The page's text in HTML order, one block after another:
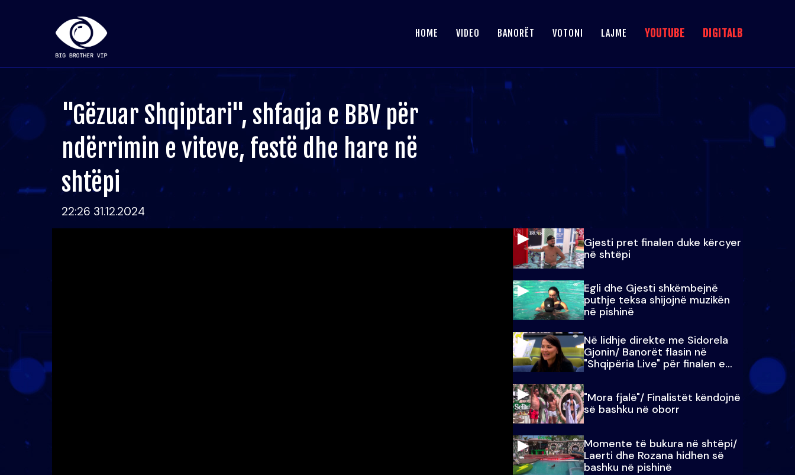
HOME VIDEO BANORËT VOTONI LAJME YOUTUBE DIGITALB
"Gëzuar Shqiptari", shfaqja e BBV për
ndërrimin e viteve, festë dhe hare në
shtëpi
22:26 31.12.2024
Gjesti pret finalen duke kërcyer
në shtëpi
Egli dhe Gjesti shkëmbejnë
puthje teksa shijojnë muzikën
në pishinë
Në lidhje direkte me Sidorela
Gjonin/ Banorët flasin në
"Shqipëria Live" për finalen e
madhe
"Mora fjalë"/ Finalistët këndojnë
së bashku në oborr
Momente të bukura në shtëpi/
Laerti dhe Rozana hidhen së
bashku në pishinë